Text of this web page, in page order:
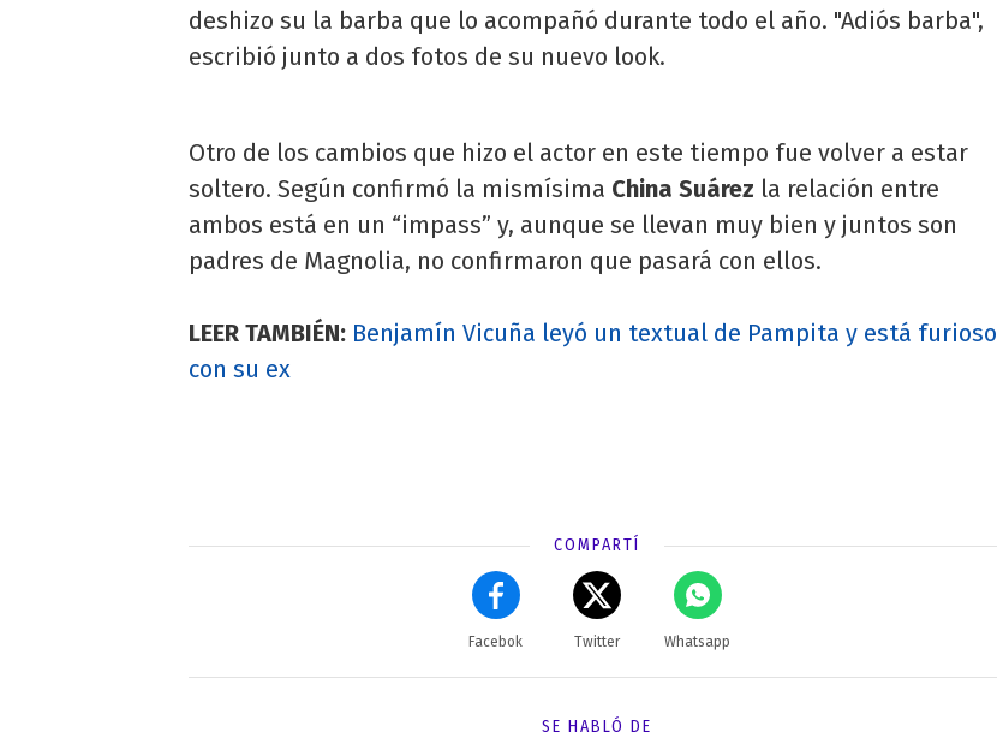
deshizo su la barba que lo acompañó durante todo el año. "Adiós barba",
escribió junto a dos fotos de su nuevo look.
Otro de los cambios que hizo el actor en este tiempo fue volver a estar
soltero. Según confirmó la mismísima China Suárez la relación entre
ambos está en un “impass” y, aunque se llevan muy bien y juntos son
padres de Magnolia, no confirmaron que pasará con ellos.
LEER TAMBIÉN: Benjamín Vicuña leyó un textual de Pampita y está furioso
con su ex
COMPARTÍ
Facebok Twitter Whatsapp
SE HABLÓ DE